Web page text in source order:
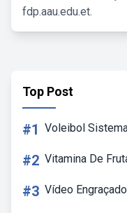
fdp.aau.edu.et.
Top Post
#1 Voleibol
#2 Vitamina De
#3 Vídeo